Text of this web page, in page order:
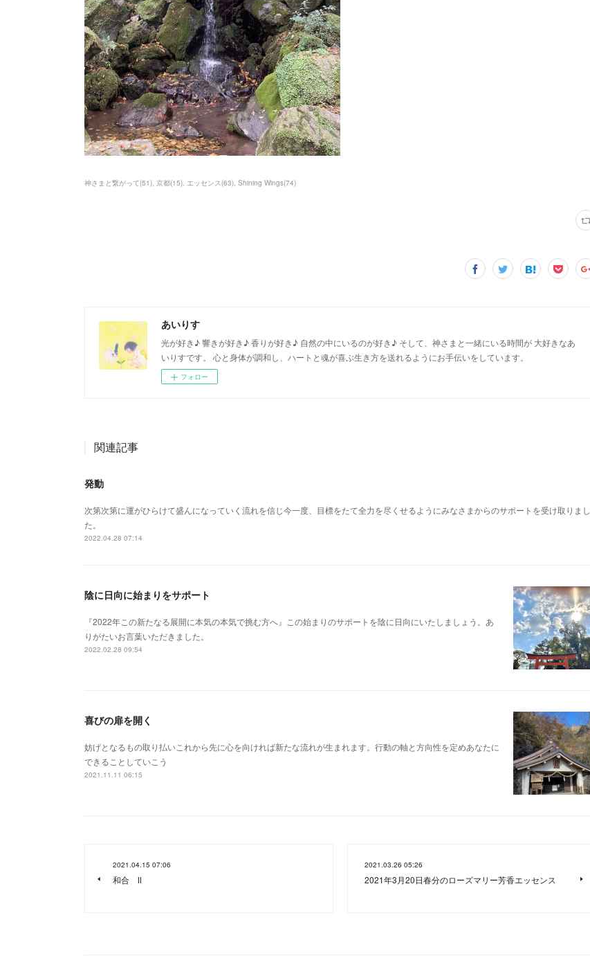
神さまと繋がって(51) 京都(15) エッセンス(63) Shining Wings(74)
あいりす
光が好き♪ 響きが好き♪ 香りが好き♪ 自然の中にいるのが好き♪ そして、神さまと一緒にいる時間が 大好きなあ
いりすです。 心と身体が調和し、ハートと魂が喜ぶ生き方を送れるようにお手伝いをしています。
フォロー
関連記事
発動
次第次第に運がひらけて盛んになっていく流れを信じ今一度、目標をたて全力を尽くせるようにみなさまからのサポートを受け取りまし
た。
2022.04.28 07:14
陰に日向に始まりをサポート
『2022年この新たなる展開に本気の本気で挑む方へ』この始まりのサポートを陰に日向にいたしましょう。あ
りがたいお言葉いただきました。
2022.02.28 09:54
喜びの扉を開く
妨げとなるもの取り払いこれから先に心を向ければ新たな流れが生まれます。行動の軸と方向性を定めあなたに
できることしていこう
2021.11.11 06:15
2021.04.15 07:06
和合 Ⅱ
2021.03.26 05:26
2021年3月20日春分のローズマリー芳香エッセンス